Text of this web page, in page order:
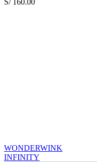
S/ 160.00
WONDERWINK
INFINITY